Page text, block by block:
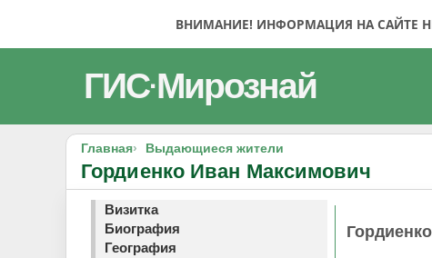
ВНИМАНИЕ! ИНФОРМАЦИЯ НА САЙТЕ
ГИС·Мирознай
Главная Выдающиеся жители
Гордиенко Иван Максимович
Визитка
Биография
География